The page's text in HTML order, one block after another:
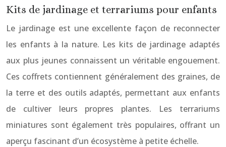
Kits de jardinage et terrariums pour enfants
Le jardinage est une excellente façon de reconnecter
les enfants à la nature. Les kits de jardinage adaptés
aux plus jeunes connaissent un véritable engouement.
Ces coffrets contiennent généralement des graines, de
la terre et des outils adaptés, permettant aux enfants
de cultiver leurs propres plantes. Les terrariums
miniatures sont également très populaires, offrant un
aperçu fascinant d’un écosystème à petite échelle.